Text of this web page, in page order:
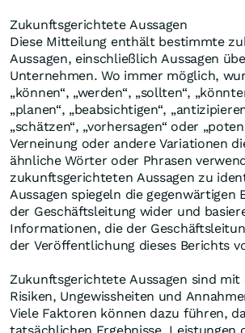
Zukunftsgerichtete Aussagen
Diese Mitteilung enthält bestimmte
Aussagen, einschließlich Aussagen
Unternehmen. Wo immer möglich,
„können“, „werden“, „sollten“,
„planen“, „beabsichtigen“,
„schätzen“, „vorhersagen“ oder
Verneinung oder andere Variationen
ähnliche Wörter oder Phrasen
zukunftsgerichteten Aussagen zu
Aussagen spiegeln die gegenwärtigen
der Geschäftsleitung wider und
Informationen, die der
der Veröffentlichung dieses Berichts
Zukunftsgerichtete Aussagen sind mit
Risiken, Ungewissheiten und
Viele Faktoren können dazu führen,